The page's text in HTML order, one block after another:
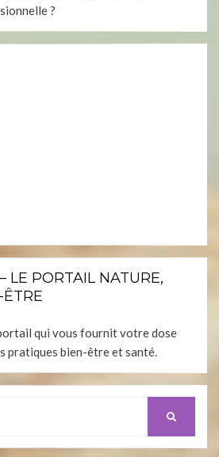
?
LE PORTAIL NATURE,
qui vous fournit votre dose
pratiques bien-être et santé.